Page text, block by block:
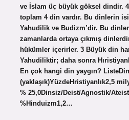
ve İslam üç büyük göksel dindir.
toplam 4 din vardır. Bu dinlerin
Yahudilik ve Budizm’dir. Bu
zamanlarda ortaya çıkmış
hükümler içerirler. 3 Büyük din
Yahudiliktir; daha sonra
En çok hangi din yaygın?
(yaklaşık)YüzdeHristiyanlık2,5
% 25,0Dinsiz/Deist/Agnostik/
%Hinduizm1,2…